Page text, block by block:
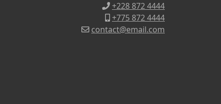
+228 872 4444
+775 872 4444
contact@email.com